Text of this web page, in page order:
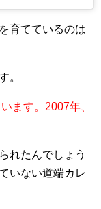
育てているのは
。
ます。 2007年、
れたんでしょう
いない道端カレ